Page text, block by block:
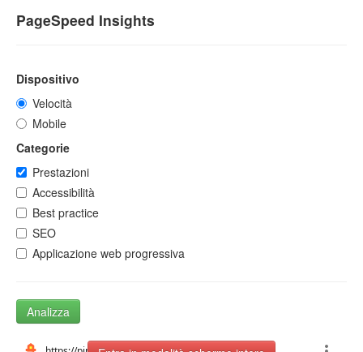
PageSpeed Insights
Dispositivo
Velocità
Mobile
Categorie
Prestazioni
Accessibilità
Best practice
SEO
Applicazione web progressiva
Analizza